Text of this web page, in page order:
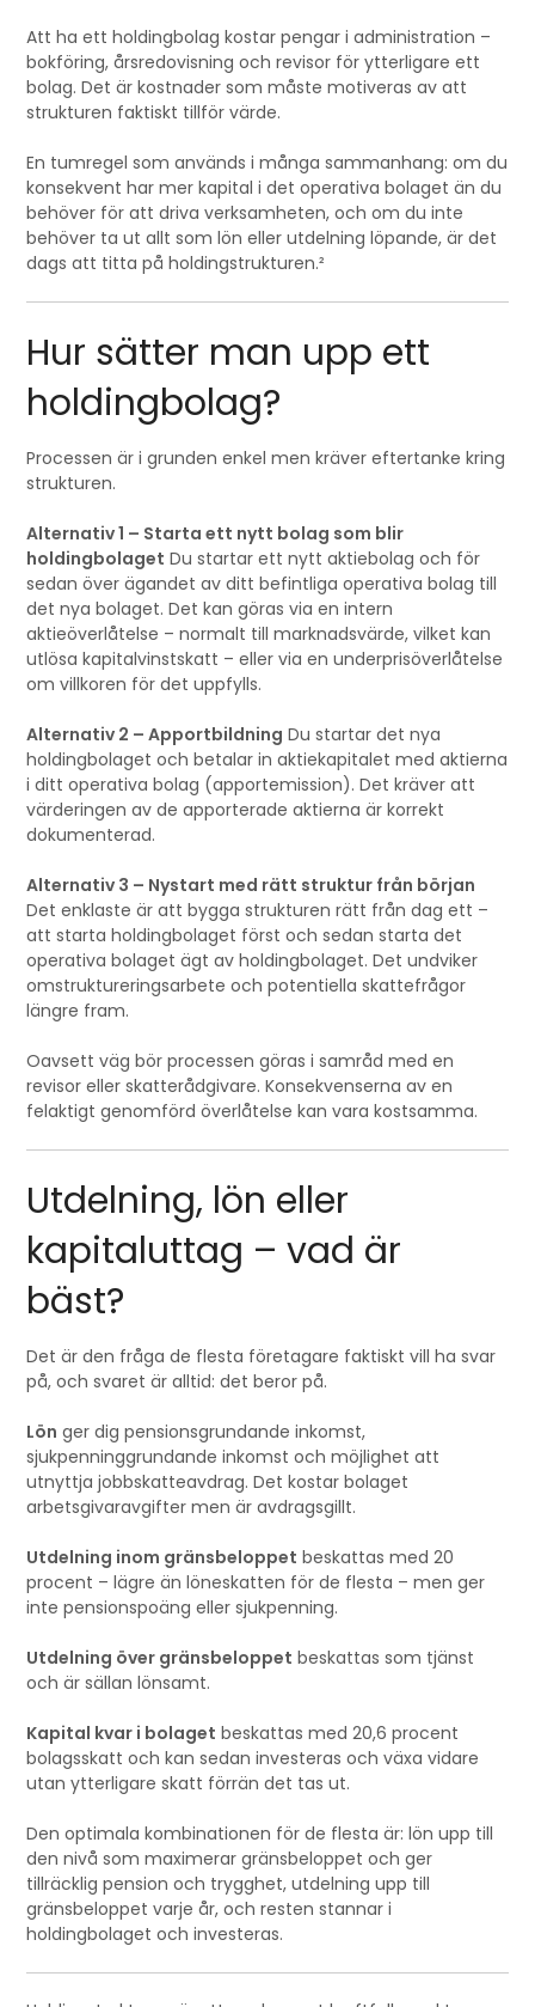
Att ha ett holdingbolag kostar pengar i administration –
bokföring, årsredovisning och revisor för ytterligare ett
bolag. Det är kostnader som måste motiveras av att
strukturen faktiskt tillför värde.
En tumregel som används i många sammanhang: om du
konsekvent har mer kapital i det operativa bolaget än du
behöver för att driva verksamheten, och om du inte
behöver ta ut allt som lön eller utdelning löpande, är det
dags att titta på holdingstrukturen.²
Hur sätter man upp ett
holdingbolag?
Processen är i grunden enkel men kräver eftertanke kring
strukturen.
Alternativ 1 – Starta ett nytt bolag som blir
holdingbolaget Du startar ett nytt aktiebolag och för
sedan över ägandet av ditt befintliga operativa bolag till
det nya bolaget. Det kan göras via en intern
aktieöverlåtelse – normalt till marknadsvärde, vilket kan
utlösa kapitalvinstskatt – eller via en underprisöverlåtelse
om villkoren för det uppfylls.
Alternativ 2 – Apportbildning Du startar det nya
holdingbolaget och betalar in aktiekapitalet med aktierna
i ditt operativa bolag (apportemission). Det kräver att
värderingen av de apporterade aktierna är korrekt
dokumenterad.
Alternativ 3 – Nystart med rätt struktur från början
Det enklaste är att bygga strukturen rätt från dag ett –
att starta holdingbolaget först och sedan starta det
operativa bolaget ägt av holdingbolaget. Det undviker
omstruktureringsarbete och potentiella skattefrågor
längre fram.
Oavsett väg bör processen göras i samråd med en
revisor eller skatterådgivare. Konsekvenserna av en
felaktigt genomförd överlåtelse kan vara kostsamma.
Utdelning, lön eller
kapitaluttag – vad är
bäst?
Det är den fråga de flesta företagare faktiskt vill ha svar
på, och svaret är alltid: det beror på.
Lön ger dig pensionsgrundande inkomst,
sjukpenninggrundande inkomst och möjlighet att
utnyttja jobbskatteavdrag. Det kostar bolaget
arbetsgivaravgifter men är avdragsgillt.
Utdelning inom gränsbeloppet beskattas med 20
procent – lägre än löneskatten för de flesta – men ger
inte pensionspoäng eller sjukpenning.
Utdelning över gränsbeloppet beskattas som tjänst
och är sällan lönsamt.
Kapital kvar i bolaget beskattas med 20,6 procent
bolagsskatt och kan sedan investeras och växa vidare
utan ytterligare skatt förrän det tas ut.
Den optimala kombinationen för de flesta är: lön upp till
den nivå som maximerar gränsbeloppet och ger
tillräcklig pension och trygghet, utdelning upp till
gränsbeloppet varje år, och resten stannar i
holdingbolaget och investeras.